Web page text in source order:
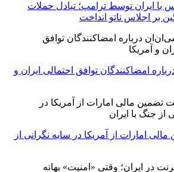
با ایران توسط ترامپ؛ تبادل حملات
بر اجلاس ناتو انداخت
امضاکنندگان توافق احتمالی ایران و
امارات از آمریکا در سایه نگرانی از